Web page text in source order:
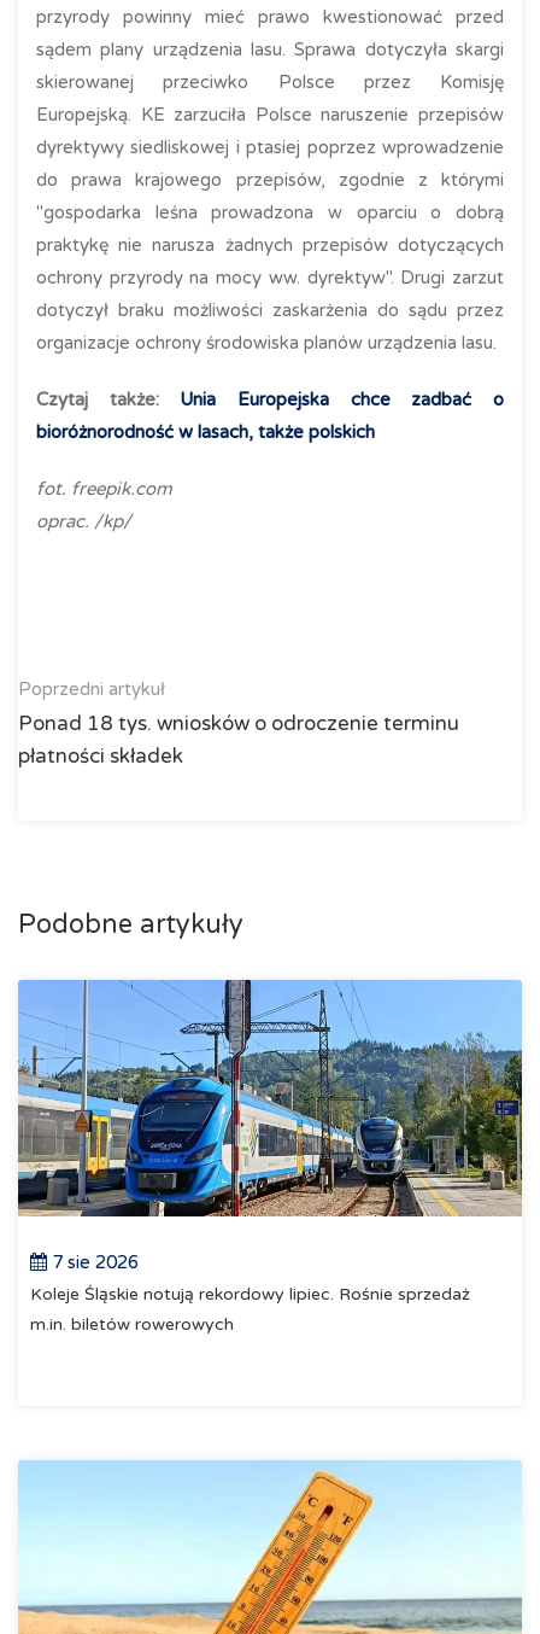
przyrody powinny mieć prawo kwestionować przed
sądem plany urządzenia lasu. Sprawa dotyczyła skargi
skierowanej przeciwko Polsce przez Komisję
Europejską. KE zarzuciła Polsce naruszenie przepisów
dyrektywy siedliskowej i ptasiej poprzez wprowadzenie
do prawa krajowego przepisów, zgodnie z którymi
"gospodarka leśna prowadzona w oparciu o dobrą
praktykę nie narusza żadnych przepisów dotyczących
ochrony przyrody na mocy ww. dyrektyw". Drugi zarzut
dotyczył braku możliwości zaskarżenia do sądu przez
organizacje ochrony środowiska planów urządzenia lasu.
Czytaj także: Unia Europejska chce zadbać o
bioróżnorodność w lasach, także polskich
fot. freepik.com
oprac. /kp/
Poprzedni artykuł
Ponad 18 tys. wniosków o odroczenie terminu
płatności składek
Podobne artykuły
7 sie 2026
Koleje Śląskie notują rekordowy lipiec. Rośnie sprzedaż
m.in. biletów rowerowych